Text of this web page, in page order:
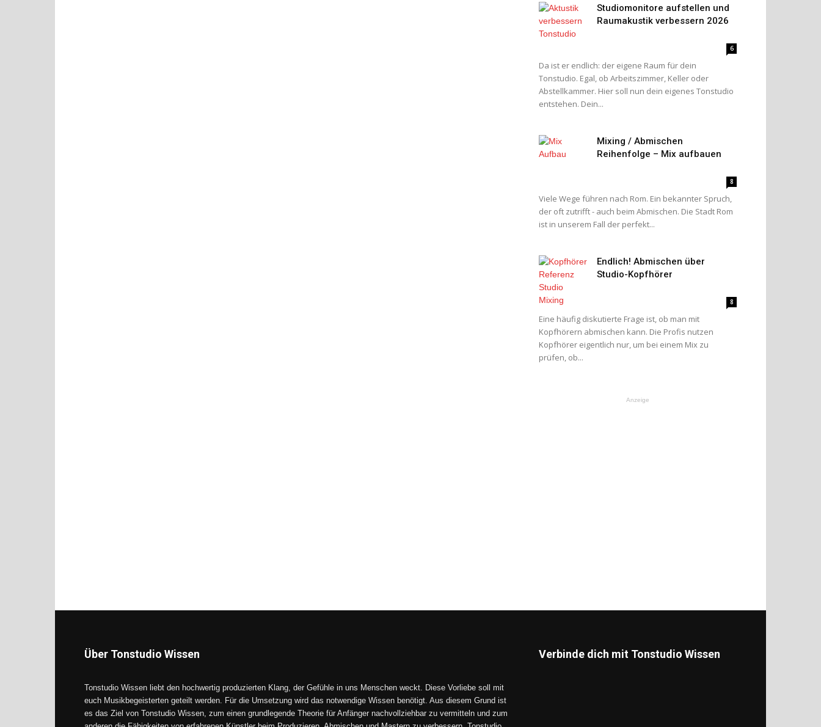
Studiomonitore aufstellen und
Raumakustik verbessern 2026
6
Da ist er endlich: der eigene Raum für dein
Tonstudio. Egal, ob Arbeitszimmer, Keller oder
Abstellkammer. Hier soll nun dein eigenes Tonstudio
entstehen. Dein...
Mixing / Abmischen
Reihenfolge – Mix aufbauen
8
Viele Wege führen nach Rom. Ein bekannter Spruch,
der oft zutrifft - auch beim Abmischen. Die Stadt Rom
ist in unserem Fall der perfekt...
Endlich! Abmischen über
Studio-Kopfhörer
8
Eine häufig diskutierte Frage ist, ob man mit
Kopfhörern abmischen kann. Die Profis nutzen
Kopfhörer eigentlich nur, um bei einem Mix zu
prüfen, ob...
Anzeige
Über Tonstudio Wissen
Tonstudio Wissen liebt den hochwertig produzierten Klang, der Gefühle in uns Menschen weckt. Diese Vorliebe soll mit
euch Musikbegeisterten geteilt werden. Für die Umsetzung wird das notwendige Wissen benötigt. Aus diesem Grund ist
es das Ziel von Tonstudio Wissen, zum einen grundlegende Theorie für Anfänger nachvollziehbar zu vermitteln und zum
Verbinde dich mit Tonstudio Wissen